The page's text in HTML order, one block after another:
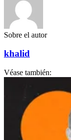
Sobre el autor
khalid
Véase también: